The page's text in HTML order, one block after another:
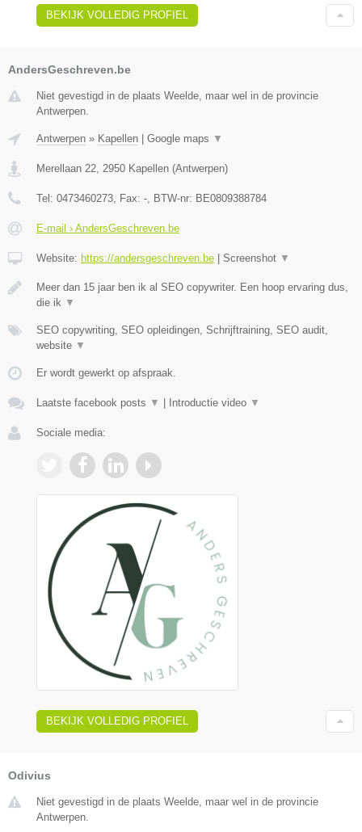
BEKIJK VOLLEDIG PROFIEL
AndersGeschreven.be
Niet gevestigd in de plaats Weelde, maar wel in de provincie
Antwerpen.
Antwerpen » Kapellen | Google maps ▼
Merellaan 22 2950 Kapellen (Antwerpen)
Tel: 0473460273 , Fax: - , BTW-nr: BE0809388784
E-mail › AndersGeschreven.be
Website: https://andersgeschreven.be | Screenshot ▼
Meer dan 15 jaar ben ik al SEO copywriter. Een hoop ervaring dus,
die ik ▼
SEO copywriting, SEO opleidingen, Schrijftraining, SEO audit,
website ▼
Er wordt gewerkt op afspraak.
Laatste facebook posts ▼ | Introductie video ▼
Sociale media:
BEKIJK VOLLEDIG PROFIEL
Odivius
Niet gevestigd in de plaats Weelde, maar wel in de provincie
Antwerpen.